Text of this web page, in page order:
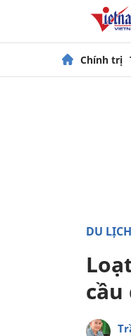
Chính trị
DU LỊCH